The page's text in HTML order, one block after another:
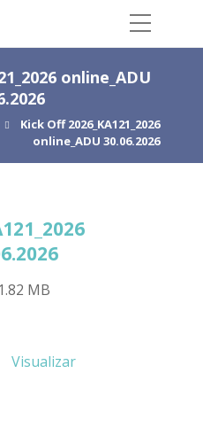
online_ADU
Kick Off 2026_KA121_2026
online_ADU 30.06.2026
MB
Visualizar